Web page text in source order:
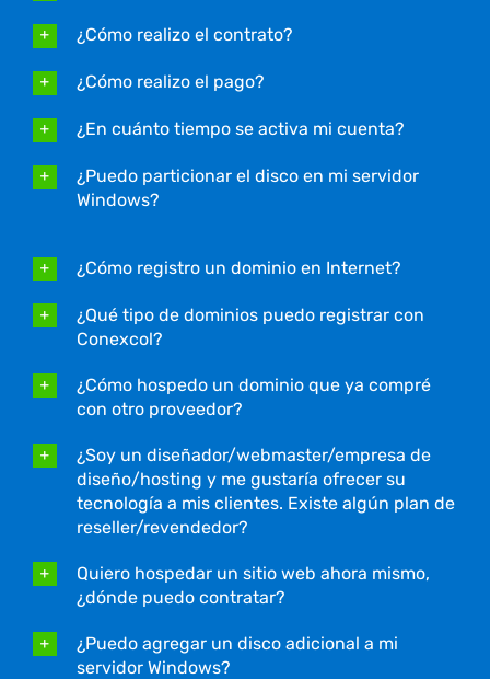
¿Cómo realizo el contrato?
¿Cómo realizo el pago?
¿En cuánto tiempo se activa mi cuenta?
¿Puedo particionar el disco en mi servidor
Windows?
¿Cómo registro un dominio en Internet?
¿Qué tipo de dominios puedo registrar con
Conexcol?
¿Cómo hospedo un dominio que ya compré
con otro proveedor?
¿Soy un diseñador/webmaster/empresa de
diseño/hosting y me gustaría ofrecer su
tecnología a mis clientes. Existe algún plan de
reseller/revendedor?
Quiero hospedar un sitio web ahora mismo,
¿dónde puedo contratar?
¿Puedo agregar un disco adicional a mi
servidor Windows?